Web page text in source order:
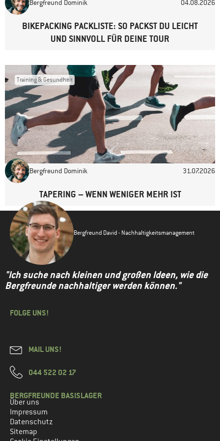
Website
Bergfreund Dominik 04.08.2026
BIKEPACKING PACKLISTE: SO PACKST DU LEICHT
UND SINNVOLL FÜR DEINE TOUR
Training & Gesundheit
Bergfreund Dominik 31.07.2026
TAPERING – WENN WENIGER MEHR IST
Bergfreund David - Nachhaltigkeitsmanagement
"Ich suche nach kleinen und großen Ideen, wie die
Bergfreunde nachhaltiger werden können."
FOLGE UNS!
MAIL UNS!
044 522 02 17
BERGFREUNDE BASISLAGER
Über uns
Impressum
Datenschutz
Sitemap